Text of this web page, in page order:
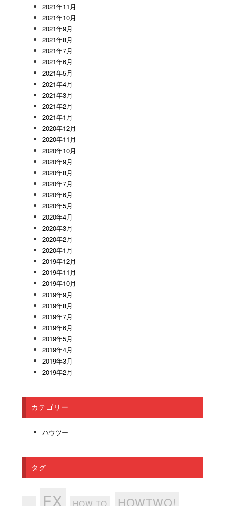
2021年11月
2021年10月
2021年9月
2021年8月
2021年7月
2021年6月
2021年5月
2021年4月
2021年3月
2021年2月
2021年1月
2020年12月
2020年11月
2020年10月
2020年9月
2020年8月
2020年7月
2020年6月
2020年5月
2020年4月
2020年3月
2020年2月
2020年1月
2019年12月
2019年11月
2019年10月
2019年9月
2019年8月
2019年7月
2019年6月
2019年5月
2019年4月
2019年3月
2019年2月
カテゴリー
ハウツー
タグ
... FX HOW TO HOWTWO!